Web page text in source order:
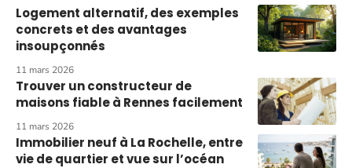
Logement alternatif, des exemples
concrets et des avantages
insoupçonnés
11 mars 2026
Trouver un constructeur de
maisons fiable à Rennes facilement
11 mars 2026
Immobilier neuf à La Rochelle, entre
vie de quartier et vue sur l’océan